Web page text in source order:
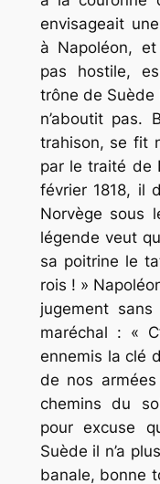
envisageait
à Napoléon,
pas hostile,
trône de Suède
n’aboutit pas.
trahison, se fit
par le traité de
février 1818, il
Norvège sous
légende veut
sa poitrine le
rois ! »
jugement
maréchal : «
ennemis la clé
de nos
chemins du
pour excuse
Suède il n’a
banale, bonne